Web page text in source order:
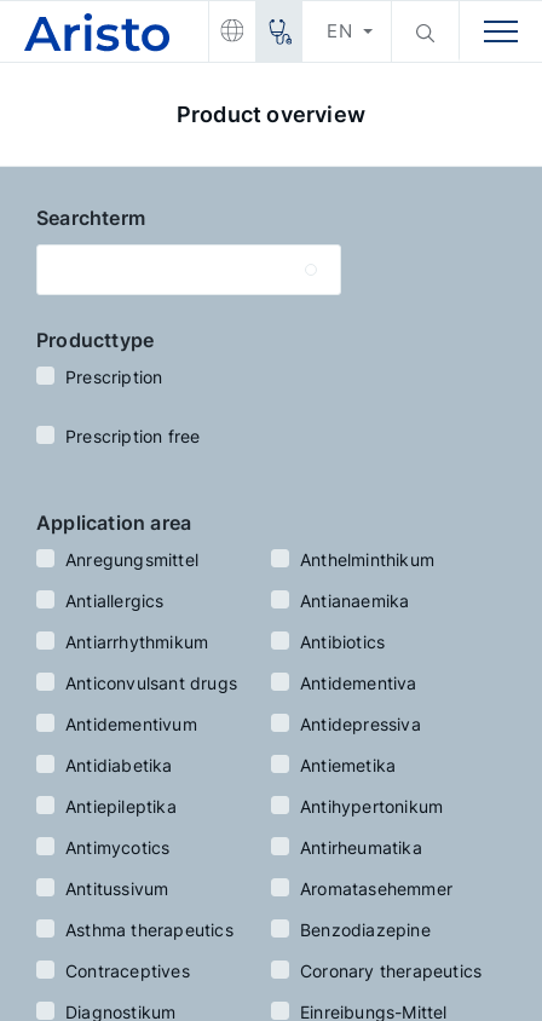
EN
Product overview
Searchterm
Producttype
Prescription
Prescription free
Application area
Anregungsmittel
Anthelminthikum
Antiallergics
Antianaemika
Antiarrhythmikum
Antibiotics
Anticonvulsant drugs
Antidementiva
Antidementivum
Antidepressiva
Antidiabetika
Antiemetika
Antiepileptika
Antihypertonikum
Antimycotics
Antirheumatika
Antitussivum
Aromatasehemmer
Asthma therapeutics
Benzodiazepine
Contraceptives
Coronary therapeutics
Diagnostikum
Einreibungs-Mittel